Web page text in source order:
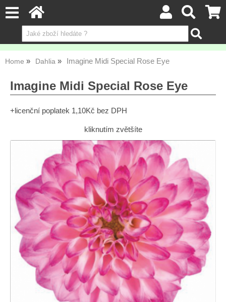
Home Dahlia Imagine Midi Special Rose Eye
Imagine Midi Special Rose Eye
+licenční poplatek 1,10Kč bez DPH
kliknutím zvětšíte